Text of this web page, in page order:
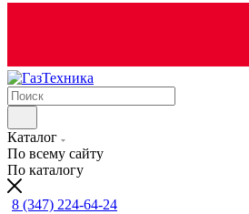
Каталог
По всему сайту
По каталогу
8 (347) 224-64-24